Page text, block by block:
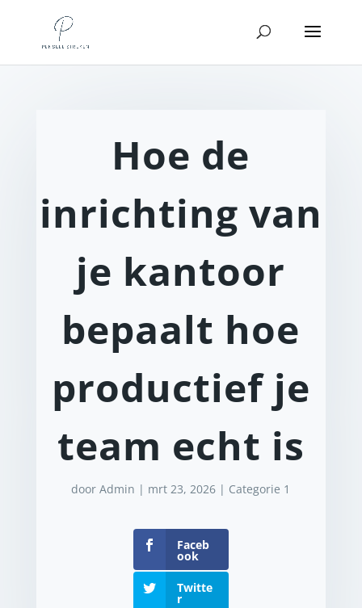
Hoe de
inrichting van
je kantoor
bepaalt hoe
productief je
team echt is
doorAdmin | mrt 23, 2026 | Categorie 1
Faceb
ook
Twitte
r